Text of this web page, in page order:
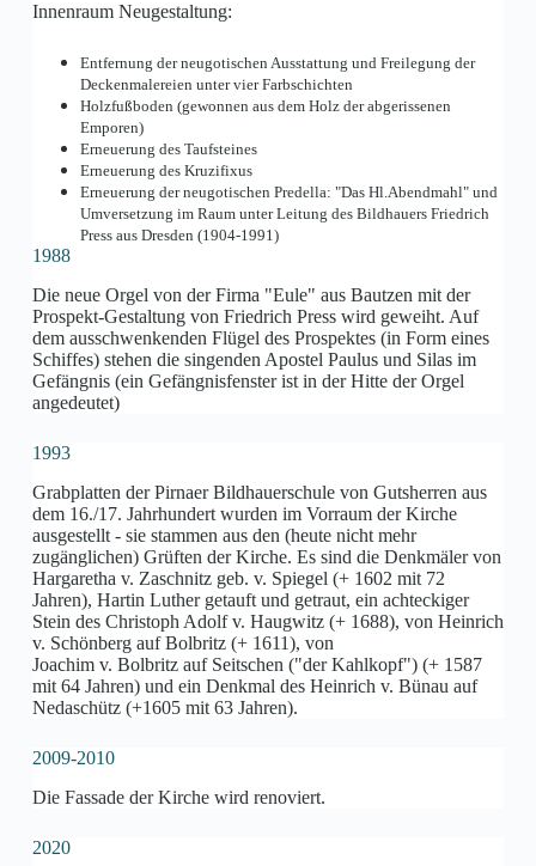
Innenraum Neugestaltung:
Entfernung der neugotischen Ausstattung und Freilegung der
Deckenmalereien unter vier Farbschichten
Holzfußboden (gewonnen aus dem Holz der abgerissenen
Emporen)
Erneuerung des Taufsteines
Erneuerung des Kruzifixus
Erneuerung der neugotischen Predella: "Das Hl.Abendmahl" und
Umversetzung im Raum unter Leitung des Bildhauers Friedrich
Press aus Dresden (1904-1991)
1988
Die neue Orgel von der Firma "Eule" aus Bautzen mit der
Prospekt-Gestaltung von Friedrich Press wird geweiht. Auf
dem ausschwenkenden Flügel des Prospektes (in Form eines
Schiffes) stehen die singenden Apostel Paulus und Silas im
Gefängnis (ein Gefängnisfenster ist in der Hitte der Orgel
angedeutet)
1993
Grabplatten der Pirnaer Bildhauerschule von Gutsherren aus
dem 16./17. Jahrhundert wurden im Vorraum der Kirche
ausgestellt - sie stammen aus den (heute nicht mehr
zugänglichen) Grüften der Kirche. Es sind die Denkmäler von
Hargaretha v. Zaschnitz geb. v. Spiegel (+ 1602 mit 72
Jahren), Hartin Luther getauft und getraut, ein achteckiger
Stein des Christoph Adolf v. Haugwitz (+ 1688), von Heinrich
v. Schönberg auf Bolbritz (+ 1611), von
Joachim v. Bolbritz auf Seitschen ("der Kahlkopf") (+ 1587
mit 64 Jahren) und ein Denkmal des Heinrich v. Bünau auf
Nedaschütz (+1605 mit 63 Jahren).
2009-2010
Die Fassade der Kirche wird renoviert.
2020